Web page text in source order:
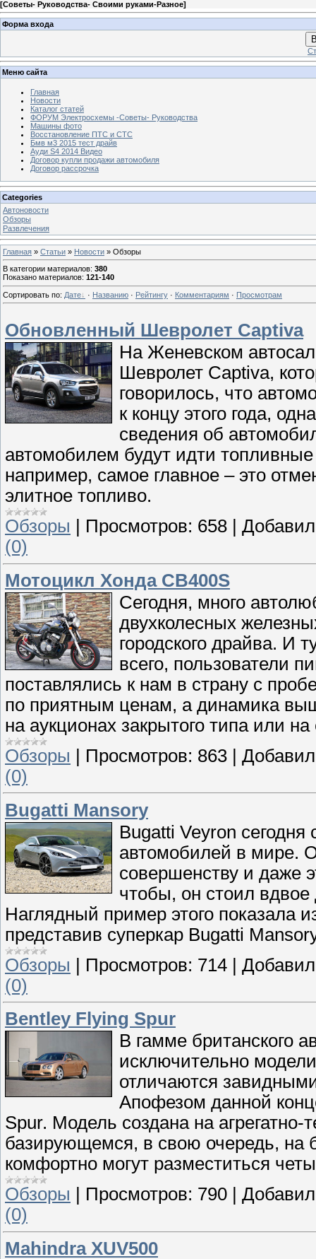
[Советы- Руководства- Своими руками-Разное]
Форма входа
Меню сайта
Главная
Новости
Каталог статей
ФОРУМ Электросхемы -Советы- Руководства
Машины фото
Восстановление ПТС и СТС
Бмв м3 2015 тест драйв
Ауди S4 2014 Видео
Договор купли продажи автомобиля
Договор рассрочка
Categories
Автоновости
Обзоры
Развлечения
Главная » Статьи » Новости » Обзоры
В категории материалов: 380
Показано материалов: 121-140
Сортировать по: Дате · Названию · Рейтингу · Комментариям · Просмотрам
Обновленный Шевролет Captiva
На Женевском
Шевролет Captiva,
говорилось, что
к концу этого года,
сведения об
автомобилем будут идти
например, самое главное – это
элитное топливо.
Обзоры
Просмотров: 658
(0)
Мотоцикл Хонда CB400S
Сегодня, много
двухколесных
городского драйва. И
всего, пользователи
поставлялись к нам в страну с
по приятным ценам, а динамика
на аукционах закрытого типа или
Обзоры
Просмотров: 863
(0)
Bugatti Mansory
Bugatti Veyron
автомобилей в мире.
совершенству и даже
чтобы, он стоил вдвое
Наглядный пример этого показала
представив суперкар Bugatti
Обзоры | Просмотров: 714 |
(0)
Bentley Flying Spur
В гамме британского
исключительно
отличаются
Апофезом данной
Spur. Модель создана на агрегатно-
базирующемся, в свою очередь, на
комфортно могут разместиться
Обзоры
Просмотров: 790
(0)
Mahindra XUV500